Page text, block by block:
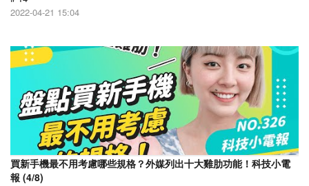
2022-04-21 15:04
買新手機最不用考慮哪些規格？外媒列出十大雞肋功能！科技小電
報 (4/8)